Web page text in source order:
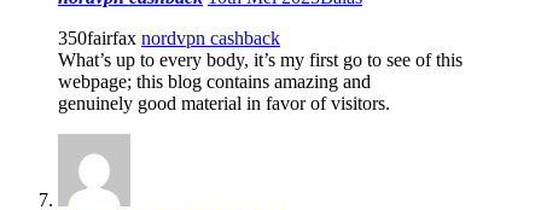
350fairfax nordvpn cashback
What’s up to every body, it’s my first go to see of this
webpage; this blog contains amazing and
genuinely good material in favor of visitors.